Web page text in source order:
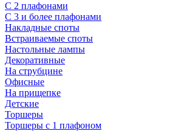
С 2 плафонами
С 3 и более плафонами
Накладные споты
Встраиваемые споты
Настольные лампы
Декоративные
На струбцине
Офисные
На прищепке
Детские
Торшеры
Торшеры с 1 плафоном